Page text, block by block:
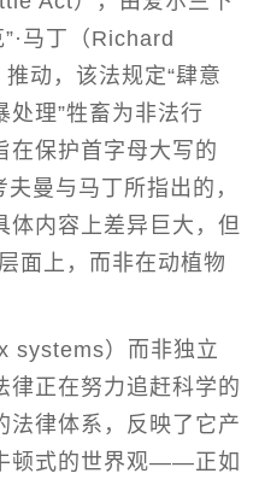
马丁（Richard
动，该法规定“肆意
处理”牲畜为非法行
在保护首字母大写的
曼与马丁所指出的，
体内容上差异巨大，但
面上，而非在动植物
systems）而非独立
律正在努力追赶科学的
法律体系，反映了它产
顿式的世界观——正如